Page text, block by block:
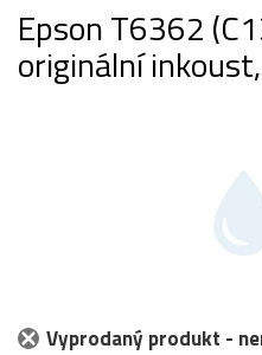
Epson T6362
originální
Vyprodaný produkt -